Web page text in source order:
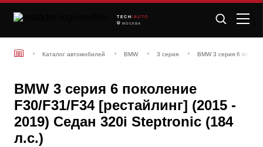
TECH /AUTO
МОСКВА
Каталог автомобилей BMW 3 серия BMW 3 серия 6
BMW 3 серия 6 поколение
F30/F31/F34 [рестайлинг] (2015 -
2019) Седан 320i Steptronic (184
л.с.)